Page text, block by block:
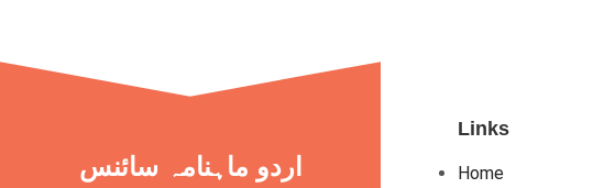
اردو ماہنامہ سائنس
Links
Home